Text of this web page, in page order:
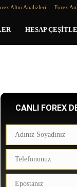
Altın Analizleri Forex
HESAP
CANLI FOREX